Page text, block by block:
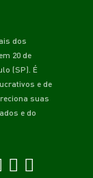
dos
20 de
(SP). É
e de
suas
e do